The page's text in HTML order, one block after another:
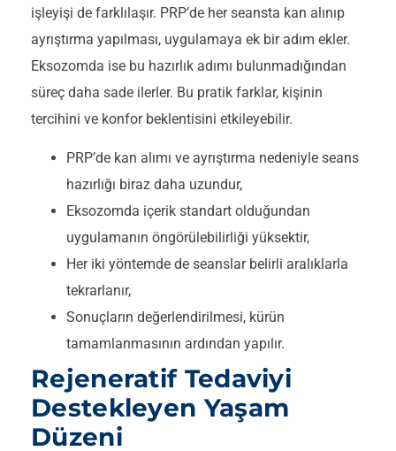
işleyişi de farklılaşır. PRP’de her seansta kan alınıp
ayrıştırma yapılması, uygulamaya ek bir adım ekler.
Eksozomda ise bu hazırlık adımı bulunmadığından
süreç daha sade ilerler. Bu pratik farklar, kişinin
tercihini ve konfor beklentisini etkileyebilir.
PRP’de kan alımı ve ayrıştırma nedeniyle seans
hazırlığı biraz daha uzundur,
Eksozomda içerik standart olduğundan
uygulamanın öngörülebilirliği yüksektir,
Her iki yöntemde de seanslar belirli aralıklarla
tekrarlanır,
Sonuçların değerlendirilmesi, kürün
tamamlanmasının ardından yapılır.
Rejeneratif Tedaviyi
Destekleyen Yaşam
Düzeni